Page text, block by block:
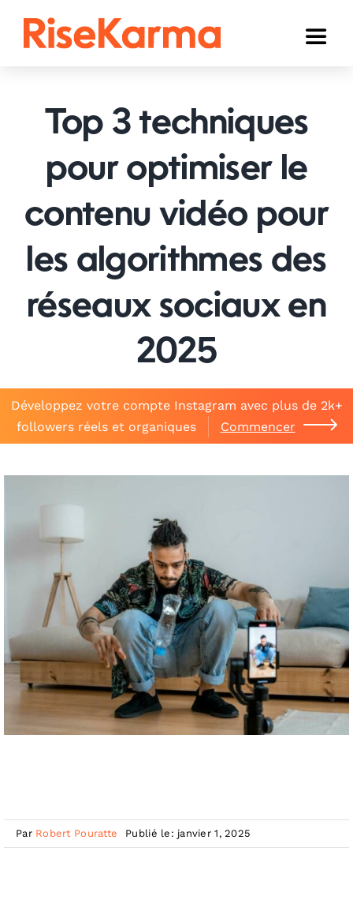
Toggle
TikTok
Twitter (𝕏)
Autres
Panier
Top 3 techniques
pour optimiser le
contenu vidéo pour
les algorithmes des
réseaux sociaux en
2025
Développez votre compte Instagram avec plus de 2k+
followers réels et organiques
Commencer
Par Robert Pouratte Publié le: janvier 1, 2025